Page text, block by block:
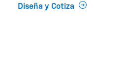
Diseña y Cotiza